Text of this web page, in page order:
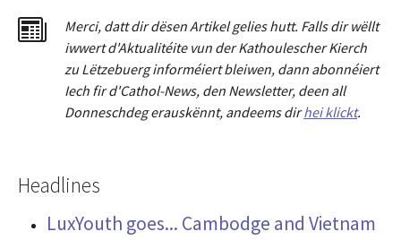
Merci, dattdir dësen Artikel gelies hutt. Falls dir wëllt
iwwert d'Aktualitéite vun der Kathoulescher Kierch
zu Lëtzebuerg informéiert bleiwen, dann abonnéiert
Iech fir d'Cathol-News, den Newsletter, deen all
Donneschdeg erauskënnt, andeems dirhei klickt.
Headlines
LuxYouth goes... Cambodge and Vietnam